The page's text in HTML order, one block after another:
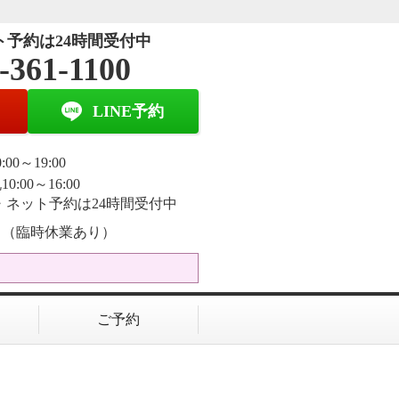
約は24時間受付中
361-1100
LINE予約
～19:00
～16:00
ネット予約は24時間受付中
臨時休業あり）
ご予約